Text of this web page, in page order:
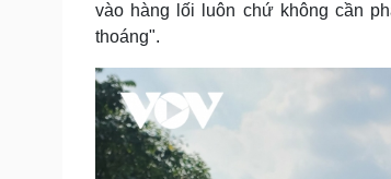
vào hàng lối luôn chứ không cần
thoáng".